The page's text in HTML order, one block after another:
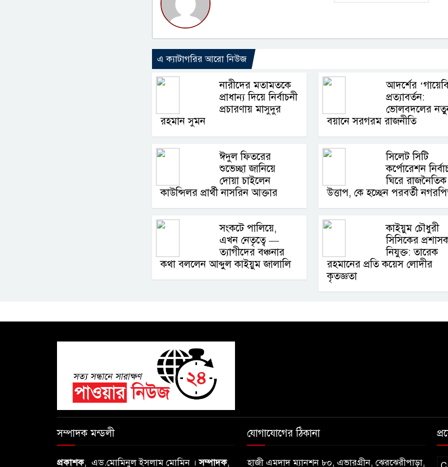
এ ক্যাটাগরির আরো নিউজ
নারীদের মতামতকে
প্রাধান্য দিয়ে নির্বাচনী
প্রচারণায় মাসুদুর
রহমান সুমন
আদর্শের
প্রত্যাবর্তন:
ভোলবদলের
বয়ানে সরগরম রাজনীতি
ঈদুল ফিতরের
শুভেচ্ছা জানিয়ে
দোয়া চাইলেন
কাউন্সিলর প্রার্থী নাসরিন আক্তার
সিলেট সিটি
কর্পোরেশন
ঘিরে রাজনৈতিক
উত্তাপ, কে হচ্ছেন পরবর্তী
সংকটে পালিয়ে,
এখন নেতৃত্বে —
ত্যাগীদের বঞ্চনার
কথা বললেন আব্দুল কাইয়ুম জালালি
কাইয়ুম চৌধুরী
সিসিকের
নিযুক্ত: তারেক
রহমানের প্রতি কয়েস লোদীর
কৃতজ্ঞতা
সম্পাদক মন্ডলী
প্রকাশক, এড.মোমিনুল ইসলাম মোমিন ।সম্পাদক,
যোগাযোগের ঠিকানা
হাজী এমদাদ ম্যানশন ৮০, এভারগ্রীন, ঝেরঝেরীপাড়া,